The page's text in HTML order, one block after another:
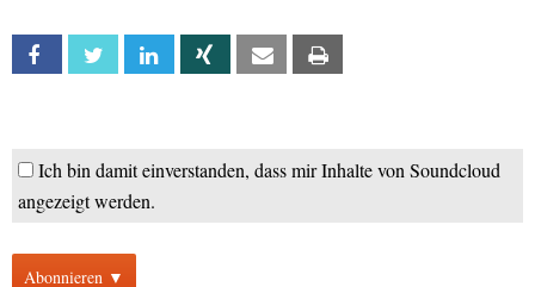
Facebook Twitter Linkedin Xing Email
Ich bin damit einverstanden, dass mir Inhalte von Soundcloud
angezeigt werden.
Abonnieren ▼